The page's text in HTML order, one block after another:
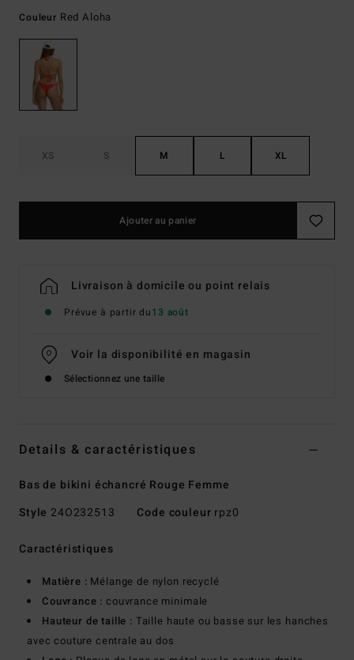
Couleur Red Aloha
XS S M L XL
Ajouter au panier
Livraison à domicile ou point relais
Prévue à partir du13 août
Voir la disponibilité en magasin
Sélectionnez une taille
Details & caractéristiques
Bas de bikini échancré Rouge Femme
Style 24O232513 Code couleur rpz0
Caractéristiques
Matière : Mélange de nylon recyclé
Couvrance : couvrance minimale
Hauteur de taille : Taille haute ou basse sur les hanches
avec couture centrale au dos